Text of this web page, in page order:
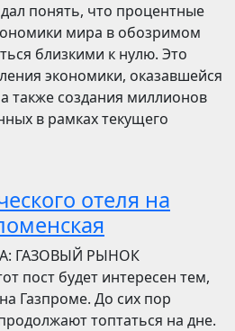
понять, что процентные
мира в обозримом
близкими к нулю. Это
экономики, оказавшейся
также создания миллионов
в рамках текущего
отеля на
ГАЗОВЫЙ РЫНОК
пост будет интересен тем,
Газпроме. До сих пор
топтаться на дне.